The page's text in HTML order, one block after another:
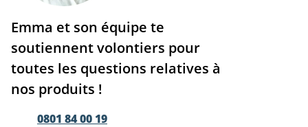
Emma et son équipe te
soutiennent volontiers pour
toutes les questions relatives à
nos produits !
0801 84 00 19